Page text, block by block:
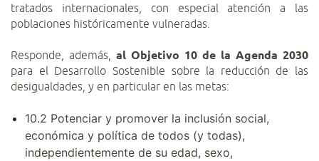
tratados internacionales, con especial atención a las
poblaciones históricamente vulneradas.
Responde, además, al Objetivo 10 de la Agenda 2030
para el Desarrollo Sostenible sobre la reducción de las
desigualdades, y en particular en las metas:
10.2 Potenciar y promover la inclusión social,
económica y política de todos (y todas),
independientemente de su edad, sexo,